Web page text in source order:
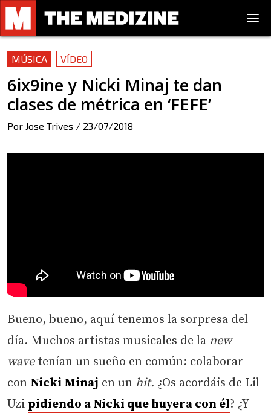
MÚSICA VÍDEO
6ix9ine y Nicki Minaj te dan
clases de métrica en ‘FEFE’
Por Jose Trives / 23/07/2018
Bueno, bueno, aquí tenemos la sorpresa del
día. Muchos artistas musicales de la new
wave tenían un sueño en común: colaborar
con Nicki Minaj en un hit. ¿Os acordáis de Lil
Uzi pidiendo a Nicki que huyera con él? ¿Y